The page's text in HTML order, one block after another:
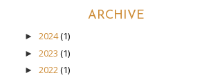
ARCHIVE
► 2024(1)
► 2023 (1)
► 2022(1)